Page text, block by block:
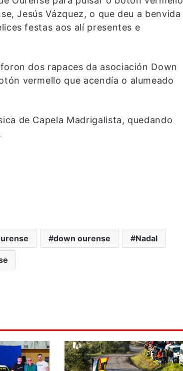
Jesús Vázquez, o que deu a benvida
festas aos alí presentes e
dos rapaces da asociación Down
vermello que acendía o alumeado
de Capela Madrigalista, quedando
down ourense Nadal